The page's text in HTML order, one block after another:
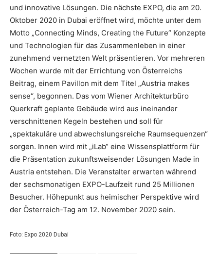
und innovative Lösungen. Die nächste EXPO, die am 20.
Oktober 2020 in Dubai eröffnet wird, möchte unter dem
Motto „Connecting Minds, Creating the Future“ Konzepte
und Technologien für das Zusammenleben in einer
zunehmend vernetzten Welt präsentieren. Vor mehreren
Wochen wurde mit der Errichtung von Österreichs
Beitrag, einem Pavillon mit dem Titel „Austria makes
sense“, begonnen. Das vom Wiener Architekturbüro
Querkraft geplante Gebäude wird aus ineinander
verschnittenen Kegeln bestehen und soll für
„spektakuläre und abwechslungsreiche Raumsequenzen“
sorgen. Innen wird mit „iLab“ eine Wissensplattform für
die Präsentation zukunftsweisender Lösungen Made in
Austria entstehen. Die Veranstalter erwarten während
der sechsmonatigen EXPO-Laufzeit rund 25 Millionen
Besucher. Höhepunkt aus heimischer Perspektive wird
der Österreich-Tag am 12. November 2020 sein.
Foto: Expo 2020 Dubai